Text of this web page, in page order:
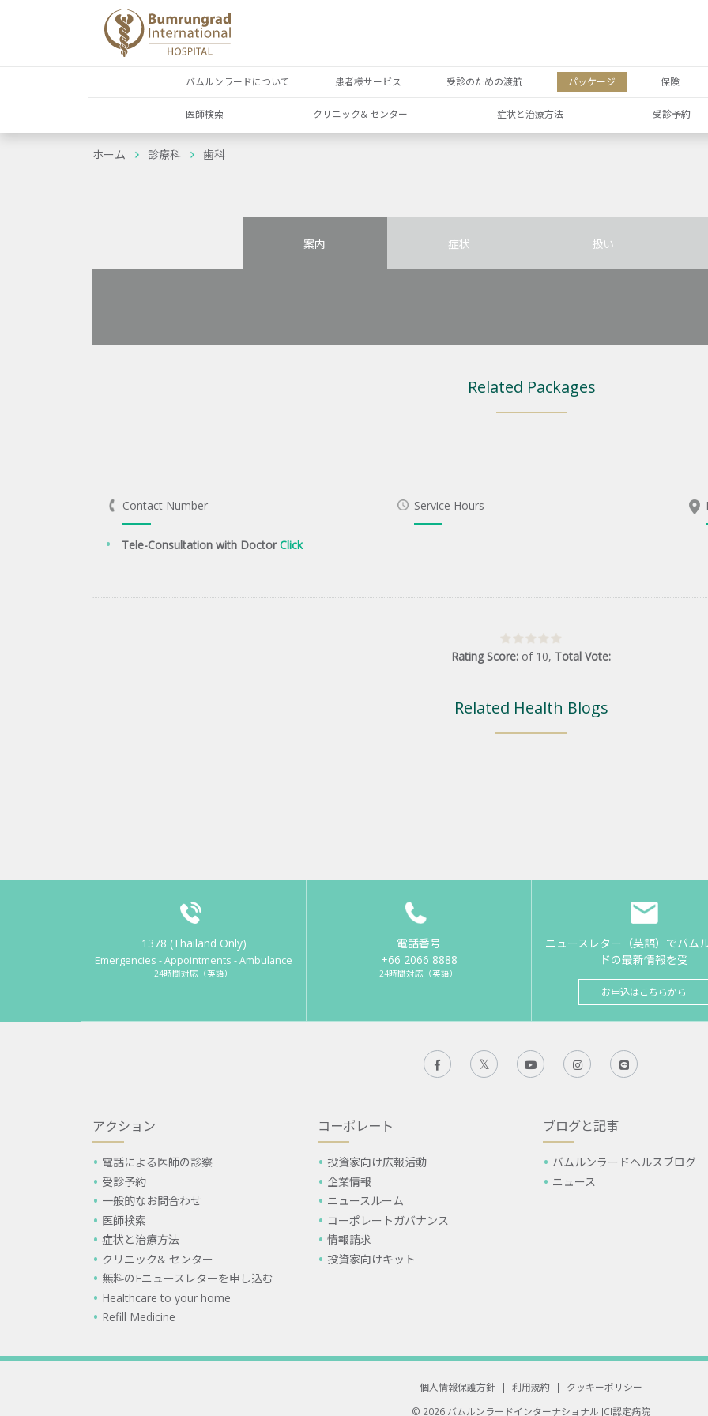
バムルンラードについて 患者様サービス 受診のための渡航 パッケージ 保険
医師検索 クリニック& センター 症状と治療方法 受診予約
ホーム 診療科 歯科
案内 症状 扱い
Related Packages
Contact Number
Tele-Consultation with DoctorClick
Service Hours
Rating Score: of 10, Total Vote:
Related Health Blogs
1378 (Thailand Only)
Emergencies - Appointments - Ambulance
24時間対応（英語）
電話番号
+66 2066 8888
24時間対応（英語）
ニュースレター（英語）でバム
ドの最新情報を受
お申込はこちらから
アクション
電話による医師の診察
受診予約
一般的なお問合わせ
医師検索
症状と治療方法
クリニック& センター
無料のEニュースレターを申し込む
Healthcare to your home
Refill Medicine
コーポレート
投資家向け広報活動
企業情報
ニュースルーム
コーポレートガバナンス
情報請求
投資家向けキット
ブログと記事
バムルンラードヘルスブログ
ニュース
個人情報保護方針 | 利用規約 |
クッキーポリシー
© 2026 バムルンラードインターナショナル JCI認定病院